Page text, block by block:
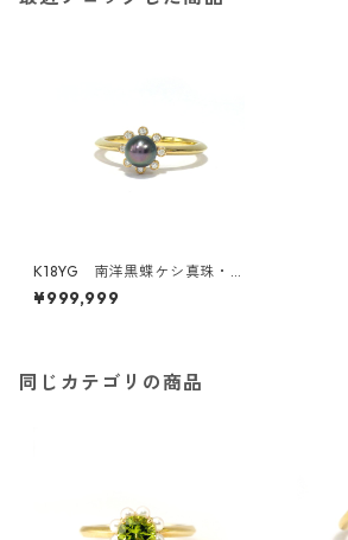
K18YG 南洋黒蝶ケシ真珠・
ダイヤモンドリング（KR2112
6）
¥999,999
同じカテゴリの商品